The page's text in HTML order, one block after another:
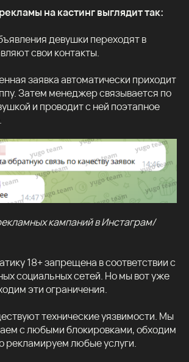
на кастинг выглядит так:
девушки переходят в
свои контакты.
заявка автоматически приходит
Затем менеджер связывается по
и проводит с ней поэтапное
кампаний в Инстаграм/
18+ запрещена в соответствии с
социальных сетей. Но мы вот уже
эти ограничения.
технические уязвимости. Мы
с любыми блокировками, обходим
рекламируем любые услуги.